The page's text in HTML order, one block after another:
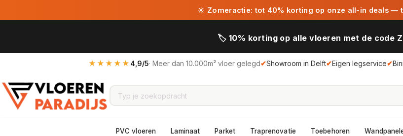
☀ Zomeractie: tot 40% korting op onze all-in deals —
🏷️ 10% korting op alle vloeren met de code
★★★★★ 4,9/5· Meer dan 10.000m² vloer gelegd✔Showroom in Delft✔Eigen legservice✔
PVC vloeren Laminaat Parket Traprenovatie Toebehoren